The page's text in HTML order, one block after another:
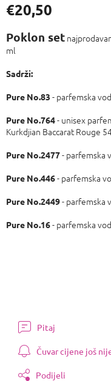
€20,50
cijenu:
Poklon set
ml
Sadrži:
Pure No.83 - parfemska
Pure No.764- unisex
Kurkdjian Baccarat Rouge
Pure No.2477- parfemska
Pure No.446- parfemska
Pure No.2449- parfemska
Pure No.16- parfemska
Pitaj
Čuvar cijene još
Podijeli